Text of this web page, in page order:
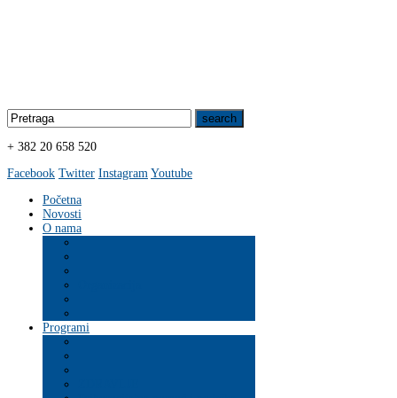
+ 382 20 658 520
Facebook Twitter Instagram Youtube
Početna
Novosti
O nama
Programi